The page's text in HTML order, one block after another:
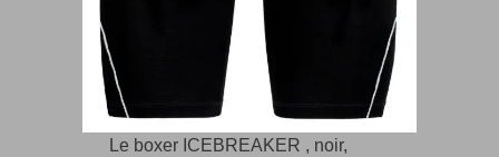
Le boxer ICEBREAKER , noir,